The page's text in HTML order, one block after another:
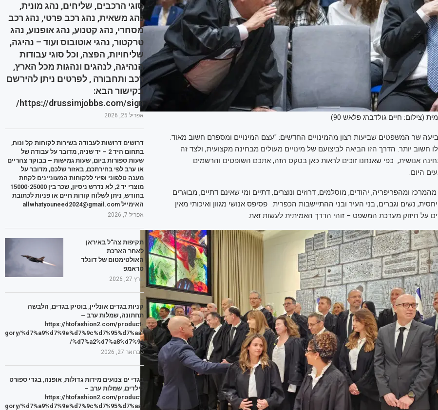
(צילום: חיים גולדברג פלאש 90)
שר המשפטים שביעות רצון מהמינויים החדשים: "עצם המינויים ומספרם חשוב מאוד.
חשוב יותר. הדרך הזו הביאה לביצועם של מינויים מעולים מבחינה מקצועית, ולצד זה
אנושית, כפי שאנחנו זוכים לראות כאן בטקס הזה, אתכם השופטים והרשמים
היום.
ומהפריפריה, יהודים, מוסלמים, דרוזים ונוצרים, דתיים ומי שאינם דתיים, מבוגרים
נשים וגברים, בני העיר ובני ההתיישבות הכפרית. פסיפס אנושי מגוון ואיכותי מאין
על חיזוק מערכת המשפט – זוהי הדרך האמיתית לעשות זאת.
סוגי הרכבים, שליחים, נהג מונית,
נהג משאית, נהג רכב פרטי, נהג רכב
מסחרי, נהג קטנוע, נהג אופנוע, נהג
טרקטור, נהגי אוטובוס ועוד – נהיגה,
שליחויות, הפצה, וכל סוגי עבודות
הנהיגה, לנהגים ונהגות מכל הארץ,
רכב ותחבורה , לפרטים ניתן להירשם
בקישור הבא:
https://drussimjobbs.com/sign/
אפריל 25, 2026
דרושים דרושות לעבודה בשירות לקוחות קל ונוח,
בתחום היד 2 – יד שניה, מדובר על עבודה של
שעות ספורות ביום, שעות גמישות – בבוקר צהריים
או ערב לפי בחירתכם, באזור שלכם, מדובר על
מענה טלפוני ופיזי ללקוחות המעוניינים לקחת
מוצרי יד 2, לא נדרש ניסיון, שכר בין 15000-25000
בחודש, ניתן לשלוח קורות חיים או פניות לכתובת
האימייל allwhatyouneed2024@gmail.com
אפריל 7, 2026
תקיפות צה"ל באיראן
לאחר הארכת
האולטימטום של דונלד
טראמפ
מרץ 27, 2026
קניות בגדים אונליין, בוטיק בגדים, הלבשה
תחתונה, שמלות ערב –
https://htofashion2.com/product-
%d7%a9%d7%9e%d7%9c%d7%95%d7%aa-
%d7%a2%d7%a8%d7%91/
פברואר 27, 2026
בגדי ים צנועים מידות גדולות, אופנה, בגדי ספורט
לילדים, שמלות ערב –
https://htofashion2.com/product-
%d7%a9%d7%9e%d7%9c%d7%95%d7%aa-